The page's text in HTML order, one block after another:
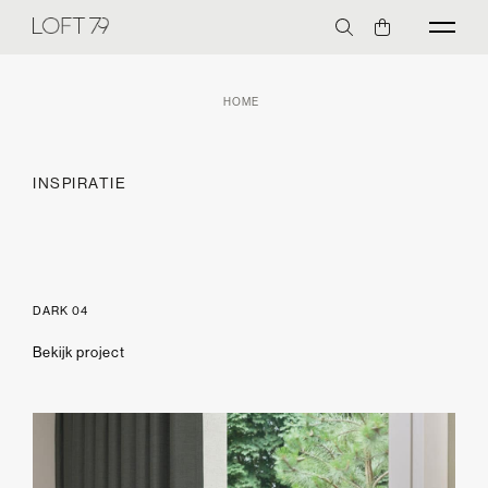
HOME
INSPIRATIE
DARK 04
Bekijk project